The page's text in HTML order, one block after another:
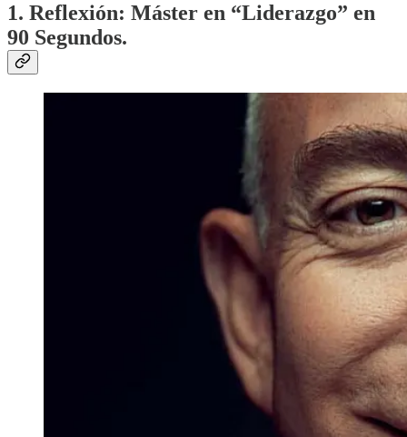
1. Reflexión: Máster en “Liderazgo” en
90 Segundos.